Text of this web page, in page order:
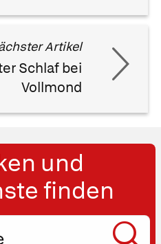
Artikel
Schlaf bei
Vollmond
und
finden